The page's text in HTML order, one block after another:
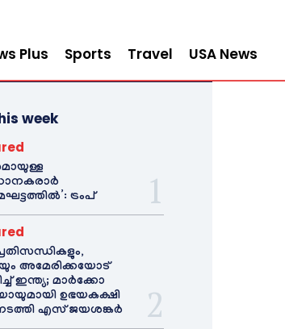
Plus Sports Travel USA News
week
ട്രംപ്
അമേരിക്കയോട്
ഇന്ത്യ; മാർക്കോ
ഉഭയകക്ഷി
എസ് ജയശങ്കർ